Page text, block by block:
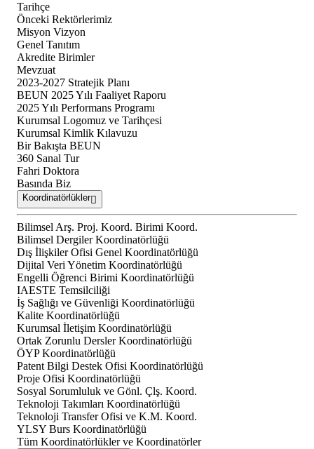
Tarihçe
Önceki Rektörlerimiz
Misyon Vizyon
Genel Tanıtım
Akredite Birimler
Mevzuat
2023-2027 Stratejik Planı
BEUN 2025 Yılı Faaliyet Raporu
2025 Yılı Performans Programı
Kurumsal Logomuz ve Tarihçesi
Kurumsal Kimlik Kılavuzu
Bir Bakışta BEUN
360 Sanal Tur
Fahri Doktora
Basında Biz
Koordinatörlükler
Bilimsel Arş. Proj. Koord. Birimi Koord.
Bilimsel Dergiler Koordinatörlüğü
Dış İlişkiler Ofisi Genel Koordinatörlüğü
Dijital Veri Yönetim Koordinatörlüğü
Engelli Öğrenci Birimi Koordinatörlüğü
IAESTE Temsilciliği
İş Sağlığı ve Güvenliği Koordinatörlüğü
Kalite Koordinatörlüğü
Kurumsal İletişim Koordinatörlüğü
Ortak Zorunlu Dersler Koordinatörlüğü
ÖYP Koordinatörlüğü
Patent Bilgi Destek Ofisi Koordinatörlüğü
Proje Ofisi Koordinatörlüğü
Sosyal Sorumluluk ve Gönl. Çlş. Koord.
Teknoloji Takımları Koordinatörlüğü
Teknoloji Transfer Ofisi ve K.M. Koord.
YLSY Burs Koordinatörlüğü
Tüm Koordinatörlükler ve Koordinatörler